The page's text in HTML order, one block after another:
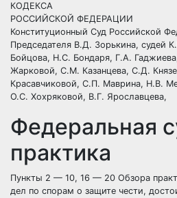
КОДЕКСА
РОССИЙСКОЙ ФЕДЕРАЦИИ
Конституционный Суд Российской
Председателя В.Д. Зорькина, судей
Бойцова, Н.С. Бондаря, Г.А.
Жарковой, С.М. Казанцева, С.Д.
Красавчиковой, С.П. Маврина, Н.В.
О.С. Хохряковой, В.Г. Ярославцева,
Федеральная
практика
Пункты 2 — 10, 16 — 20 Обзора
дел по спорам о защите чести,